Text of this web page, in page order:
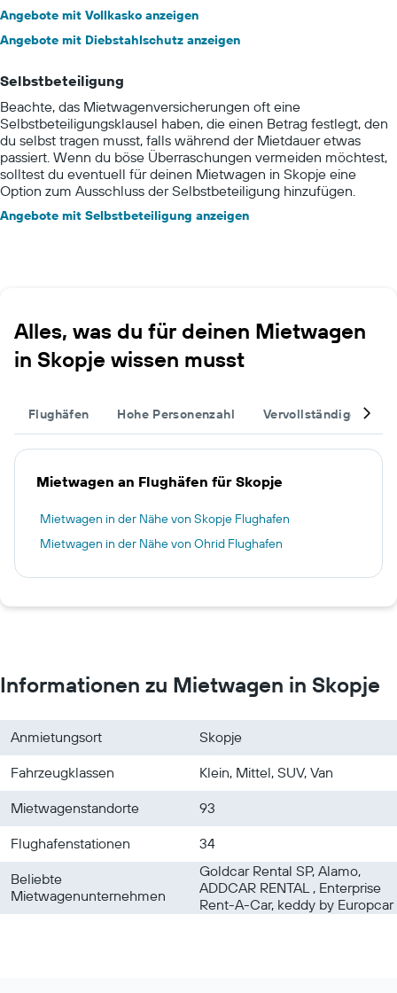
Angebote mit Vollkasko anzeigen
Angebote mit Diebstahlschutz anzeigen
Selbstbeteiligung
Beachte, das Mietwagenversicherungen oft eine
Selbstbeteiligungsklausel haben, die einen Betrag festlegt, den
du selbst tragen musst, falls während der Mietdauer etwas
passiert. Wenn du böse Überraschungen vermeiden möchtest,
solltest du eventuell für deinen Mietwagen in Skopje eine
Option zum Ausschluss der Selbstbeteiligung hinzufügen.
Angebote mit Selbstbeteiligung anzeigen
Alles, was du für deinen Mietwagen
in Skopje wissen musst
Flughäfen Hohe Personenzahl Vervollständige
Mietwagen an Flughäfen für Skopje
Mietwagen in der Nähe von Skopje Flughafen
Mietwagen in der Nähe von Ohrid Flughafen
Informationen zu Mietwagen in Skopje
Anmietungsort
Skopje
Fahrzeugklassen
Klein, Mittel, SUV, Van
Mietwagenstandorte
93
Flughafenstationen
34
Beliebte
Mietwagenunternehmen
Goldcar Rental SP, Alamo,
ADDCAR RENTAL , Enterprise
Rent-A-Car, keddy by Europcar